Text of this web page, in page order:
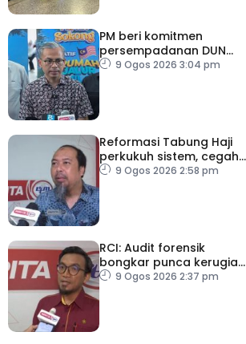
PM beri komitmen
persempadanan DUN
Sarawak, minta laporan
9 Ogos 2026 3:04 pm
Reformasi Tabung Haji
perkukuh sistem, cegah
kesilapan berulang
9 Ogos 2026 2:58 pm
RCI: Audit forensik
bongkar punca kerugian,
kelemahan tadbir urus TH
9 Ogos 2026 2:37 pm